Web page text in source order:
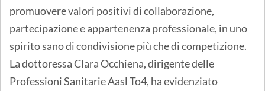
promuovere valori positivi di collaborazione,
partecipazione e appartenenza professionale, in uno
spirito sano di condivisione più che di competizione.
La dottoressa Clara Occhiena, dirigente delle
Professioni Sanitarie Aasl To4, ha evidenziato